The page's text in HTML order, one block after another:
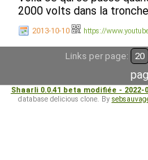
2000 volts dans la
2013-10-10 https://
Links per page: 20
Shaarli 0.0.41 beta modifiée - 2022-
database delicious clone. By